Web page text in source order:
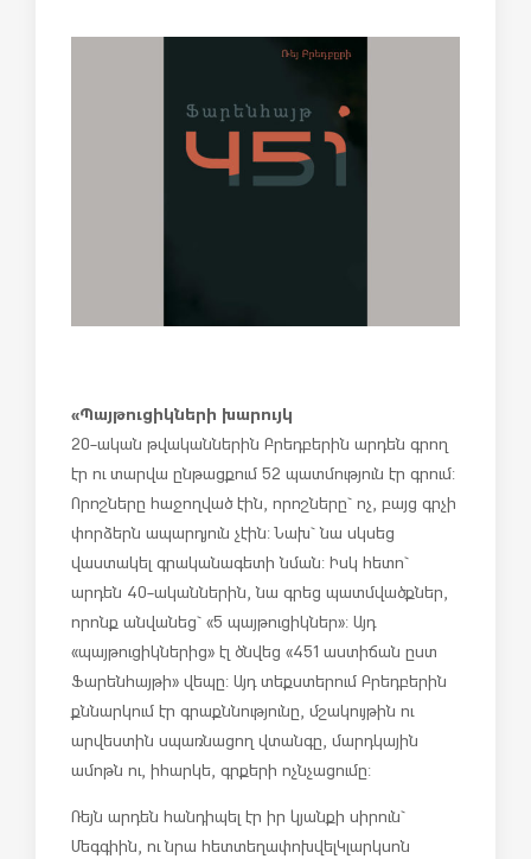
«Պայթուցիկների խարույկ
20-ական թվականներին Բրեդբերին արդեն գրող
էր ու տարվա ընթացքում 52 պատմություն էր գրում:
Որոշները հաջողված էին, որոշները` ոչ, բայց գրչի
փորձերն ապարդյուն չէին: Նախ` նա սկսեց
վաստակել գրականագետի նման: Իսկ հետո`
արդեն 40-ականներին, նա գրեց պատմվածքներ,
որոնք անվանեց` «5 պայթուցիկներ»: Այդ
«պայթուցիկներից» էլ ծնվեց «451 աստիճան ըստ
Ֆարենհայթի» վեպը: Այդ տեքստերում Բրեդբերին
քննարկում էր գրաքննությունը, մշակույթին ու
արվեստին սպառնացող վտանգը, մարդկային
ամոթն ու, իհարկե, գրքերի ոչնչացումը:
Ռեյն արդեն հանդիպել էր իր կյանքի սիրուն`
Մեգգիին, ու նրա հետ տեղափոխվել Կլարկսոն